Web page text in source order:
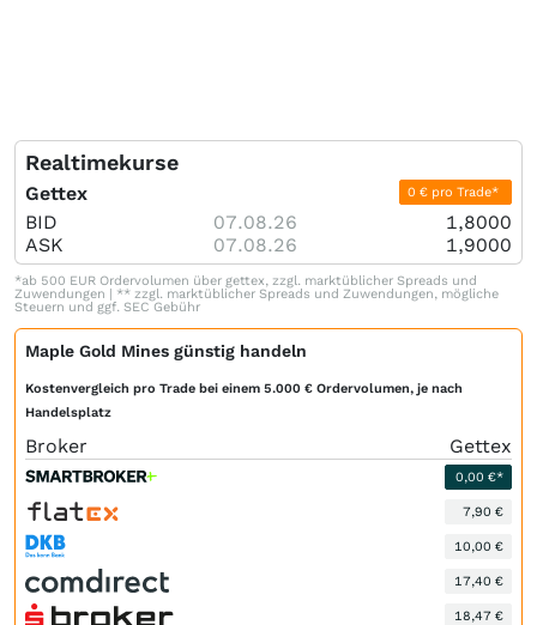
Realtimekurse
Gettex 0 € pro Trade*
BID 07.08.26
1,8000
ASK
07.08.26 1,9000
*ab 500 EUR Ordervolumen über gettex, zzgl. marktüblicher Spreads und
Zuwendungen | ** zzgl. marktüblicher Spreads und Zuwendungen, mögliche
Steuern und ggf. SEC Gebühr
Maple Gold Mines günstig handeln
Kostenvergleich pro Trade bei einem 5.000 € Ordervolumen, je nach
Handelsplatz
Broker Gettex
0,00 €*
7,90 €
10,00 €
17,40 €
18,47 €